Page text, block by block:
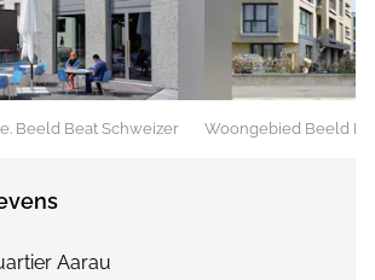
Beeld Beat Schweizer Woongebied Beeld
Aarau